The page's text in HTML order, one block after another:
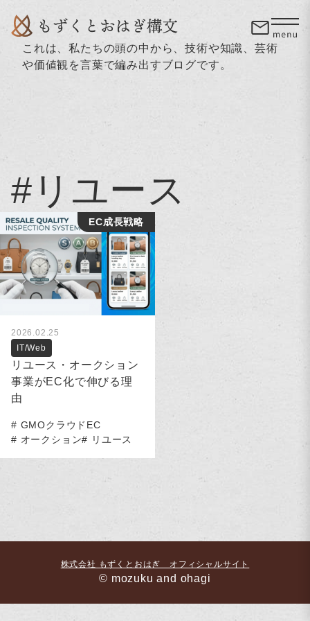
これは、私たちの頭の中から、技術や知識、芸術
や価値観を言葉で編み出すブログです。
#リユース
2026.02.25
IT/Web
リユース・オークション
事業がEC化で伸びる理
由
GMOクラウドEC
オークション
リユース
EC成長戦略
株式会社 もずくとおはぎ オフィシャルサイト
© mozuku and ohagi